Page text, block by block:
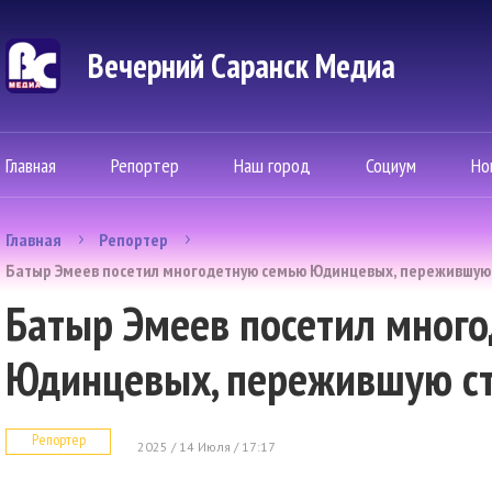
Вечерний Саранск Mедиа
Главная Репортер Наш город Социум
Главная
Репортер
Батыр Эмеев посетил многодетную семью Юдинцевых,
Батыр Эмеев посетил
Юдинцевых, пережившую
Репортер 2025 / 14 Июля / 17:17